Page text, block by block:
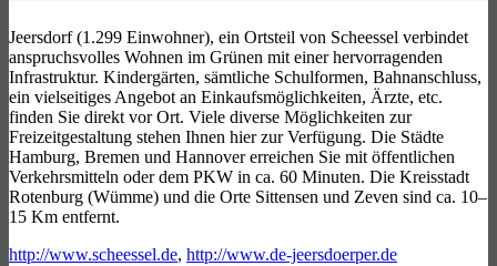
Jeersdorf (1.299 Einwohner), ein Ortsteil von Scheessel verbindet
anspruchsvolles Wohnen im Grünen mit einer hervorragenden
Infrastruktur. Kindergärten, sämtliche Schulformen, Bahnanschluss,
ein vielseitiges Angebot an Einkaufsmöglichkeiten, Ärzte, etc.
finden Sie direkt vor Ort. Viele diverse Möglichkeiten zur
Freizeitgestaltung stehen Ihnen hier zur Verfügung. Die Städte
Hamburg, Bremen und Hannover erreichen Sie mit öffentlichen
Verkehrsmitteln oder dem PKW in ca. 60 Minuten. Die Kreisstadt
Rotenburg (Wümme) und die Orte Sittensen und Zeven sind ca. 10–
15 Km entfernt.
http://www.scheessel.de, http://www.de-jeersdoerper.de